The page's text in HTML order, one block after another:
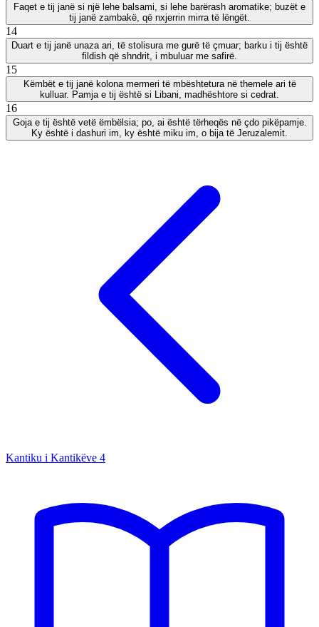
Faqet e tij janë si një lehe balsami, si lehe barërash aromatike; buzët e
tij janë zambakë, që nxjerrin mirra të lëngët.
14
Duart e tij janë unaza ari, të stolisura me gurë të çmuar; barku i tij është
fildish që shndrit, i mbuluar me safirë.
15
Këmbët e tij janë kolona mermeri të mbështetura në themele ari të
kulluar. Pamja e tij është si Libani, madhështore si cedrat.
16
Goja e tij është vetë ëmbëlsia; po, ai është tërheqës në çdo pikëpamje.
Ky është i dashuri im, ky është miku im, o bija të Jeruzalemit.
Kantiku i Kantikëve 4